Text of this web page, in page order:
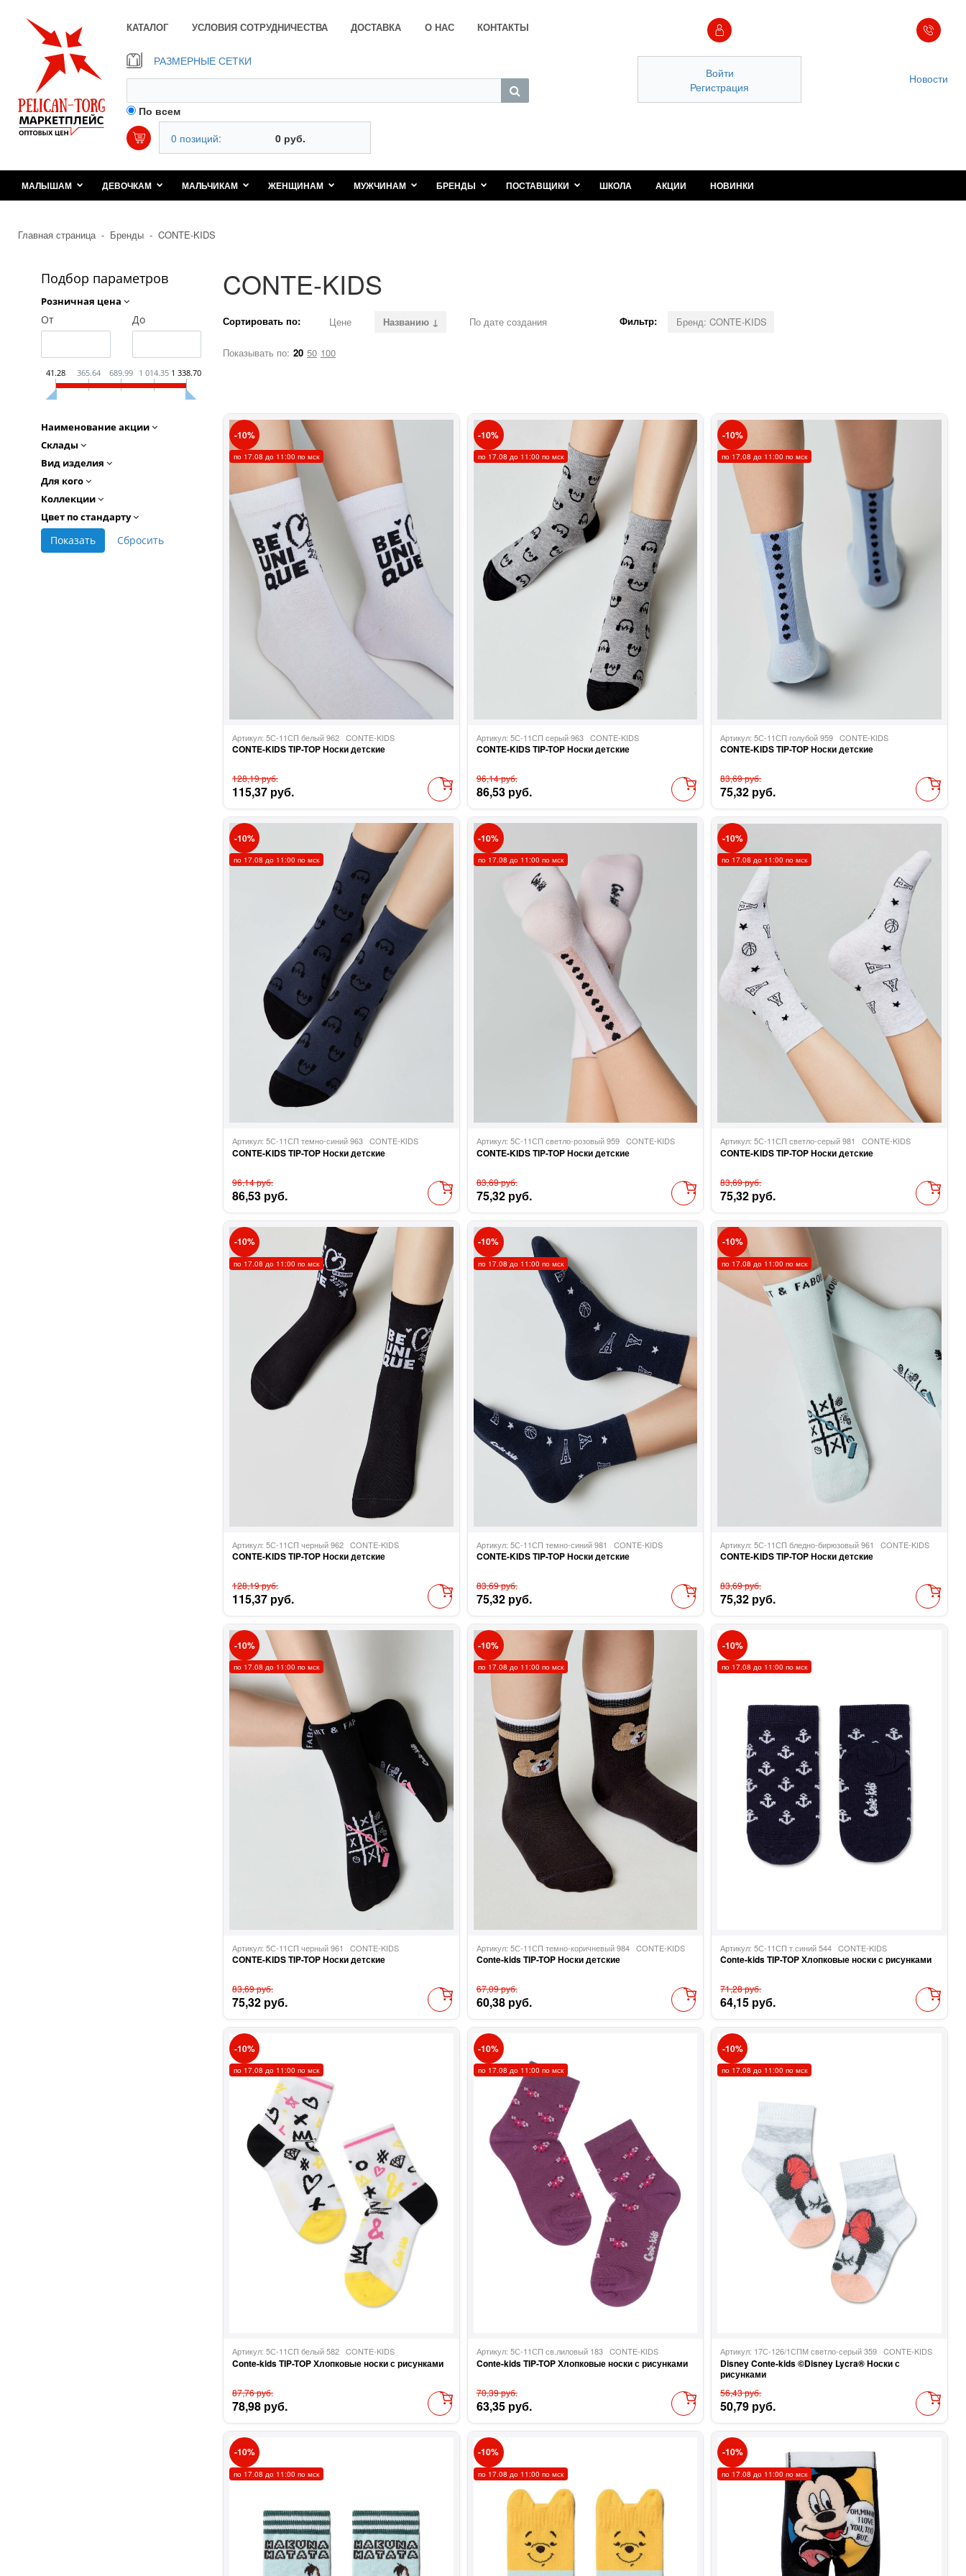
КАТАЛОГ УСЛОВИЯ СОТРУДНИЧЕСТВА ДОСТАВКА О НАС КОНТАКТЫ
РАЗМЕРНЫЕ СЕТКИ
По всем
Войти
Регистрация
0 позиций: 0 руб.
Новости
МАЛЫШАМ ДЕВОЧКАМ МАЛЬЧИКАМ ЖЕНЩИНАМ МУЖЧИНАМ БРЕНДЫ ПОСТАВЩИКИ ШКОЛА АКЦИИ НОВИНКИ
Главная страница - Бренды - CONTE-KIDS
Подбор параметров
Розничная цена
От До
41.28 365.64 689.99 1 014.35 1 338.70
Наименование акции
Склады
Вид изделия
Для кого
Коллекции
Цвет по стандарту
CONTE-KIDS
Сортировать по: Цене Названию ↓ По дате создания Фильтр: Бренд: CONTE-KIDS
Показывать по: 20 50 100
10
по 17.08 до 11:00 по мск
CONTE-KIDS TIP-TOP Носки детские
Артикул: 5С-11СП белый 962 CONTE-KIDS
128,19 руб.
115,37 руб.
10
по 17.08 до 11:00 по мск
CONTE-KIDS TIP-TOP Носки детские
Артикул: 5С-11СП серый 963 CONTE-KIDS
96,14 руб.
86,53 руб.
10
по 17.08 до 11:00 по мск
CONTE-KIDS TIP-TOP Носки детские
Артикул: 5С-11СП голубой 959CONTE-KIDS
83,69 руб.
75,32 руб.
10
по 17.08 до 11:00 по мск
CONTE-KIDS TIP-TOP Носки детские
Артикул: 5С-11СП темно-синий 963 CONTE-KIDS
96,14 руб.
86,53 руб.
10
по 17.08 до 11:00 по мск
CONTE-KIDS TIP-TOP Носки детские
Артикул: 5С-11СП светло-розовый 959 CONTE-KIDS
83,69 руб.
75,32 руб.
10
по 17.08 до 11:00 по мск
CONTE-KIDS TIP-TOP Носки детские
Артикул: 5С-11СП светло-серый 981CONTE-KIDS
83,69 руб.
75,32 руб.
10
по 17.08 до 11:00 по мск
CONTE-KIDS TIP-TOP Носки детские
Артикул: 5С-11СП черный 962 CONTE-KIDS
128,19 руб.
115,37 руб.
10
по 17.08 до 11:00 по мск
CONTE-KIDS TIP-TOP Носки детские
Артикул: 5С-11СП темно-синий 981 CONTE-KIDS
83,69 руб.
75,32 руб.
10
по 17.08 до 11:00 по мск
CONTE-KIDS TIP-TOP Носки детские
Артикул: 5С-11СП бледно-бирюзовый 961CONTE-KIDS
83,69 руб.
75,32 руб.
10
по 17.08 до 11:00 по мск
CONTE-KIDS TIP-TOP Носки детские
Артикул: 5С-11СП черный 961 CONTE-KIDS
83,69 руб.
75,32 руб.
10
по 17.08 до 11:00 по мск
Conte-kids TIP-TOP Носки детские
Артикул: 5С-11СП темно-коричневый 984 CONTE-KIDS
67,09 руб.
60,38 руб.
10
по 17.08 до 11:00 по мск
Conte-kids TIP-TOP Хлопковые носки с рисунками
Артикул: 5С-11СП т.синий 544CONTE-KIDS
71,28 руб.
64,15 руб.
10
по 17.08 до 11:00 по мск
Conte-kids TIP-TOP Хлопковые носки с рисунками
Артикул: 5С-11СП белый 582 CONTE-KIDS
87,76 руб.
78,98 руб.
10
по 17.08 до 11:00 по мск
Conte-kids TIP-TOP Хлопковые носки с рисунками
Артикул: 5С-11СП св.лиловый 183 CONTE-KIDS
70,39 руб.
63,35 руб.
10
по 17.08 до 11:00 по мск
Disney Conte-kids ©Disney Lycra® Носки с
рисунками
Артикул: 17С-126/1СПМ светло-серый 359CONTE-KIDS
56,43 руб.
50,79 руб.
10
по 17.08 до 11:00 по мск
10
по 17.08 до 11:00 по мск
10
по 17.08 до 11:00 по мск